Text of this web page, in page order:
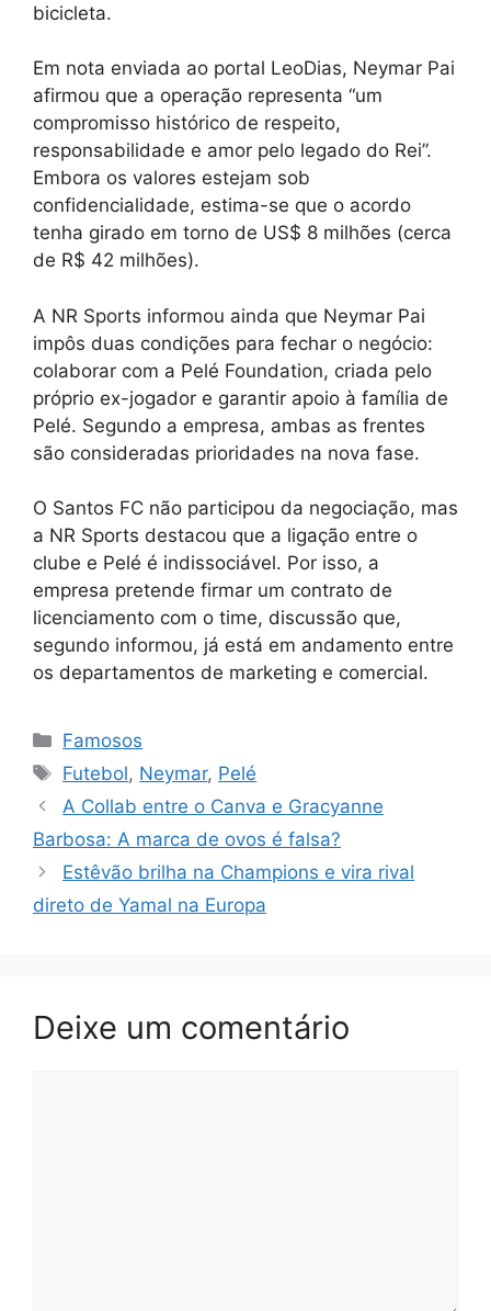
bicicleta.
Em nota enviada ao portal LeoDias, Neymar Pai
afirmou que a operação representa “um
compromisso histórico de respeito,
responsabilidade e amor pelo legado do Rei”.
Embora os valores estejam sob
confidencialidade, estima-se que o acordo
tenha girado em torno de US$ 8 milhões (cerca
de R$ 42 milhões).
A NR Sports informou ainda que Neymar Pai
impôs duas condições para fechar o negócio:
colaborar com a Pelé Foundation, criada pelo
próprio ex-jogador e garantir apoio à família de
Pelé. Segundo a empresa, ambas as frentes
são consideradas prioridades na nova fase.
O Santos FC não participou da negociação, mas
a NR Sports destacou que a ligação entre o
clube e Pelé é indissociável. Por isso, a
empresa pretende firmar um contrato de
licenciamento com o time, discussão que,
segundo informou, já está em andamento entre
os departamentos de marketing e comercial.
Categorias
Famosos
Tags
Futebol, Neymar, Pelé
A Collab entre o Canva e Gracyanne
Barbosa: A marca de ovos é falsa?
Estêvão brilha na Champions e vira rival
direto de Yamal na Europa
Deixe um comentário